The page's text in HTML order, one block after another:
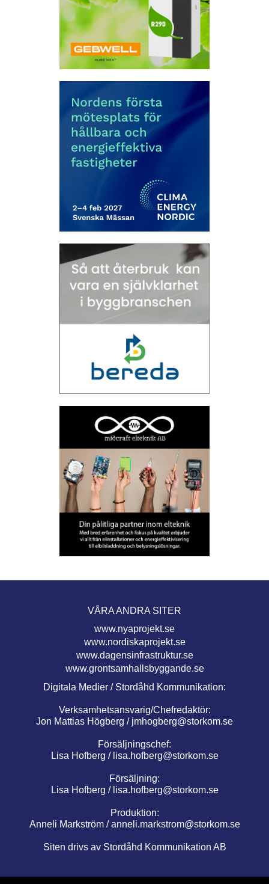
VÅRA ANDRA SITER
www.nyaprojekt.se
www.nordiskaprojekt.se
www.dagensinfrastruktur.se
www.grontsamhallsbyggande.se
Digitala Medier / Stordåhd Kommunikation:
Verksamhetsansvarig/Chefredaktör:
Jon Mattias Högberg / jmhogberg@storkom.se
Försäljningschef:
Lisa Hofberg / lisa.hofberg@storkom.se
Försäljning:
Lisa Hofberg / lisa.hofberg@storkom.se
Produktion:
Anneli Markström /anneli.markstrom@storkom.se
Siten drivs av Stordåhd Kommunikation AB